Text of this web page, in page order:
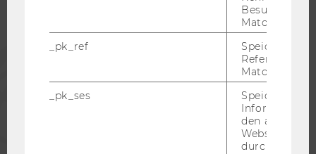
PRESSE
MITARBEITENDE
Besuchers
Matomo.
_pk_ref
Speicherung
Referrers
Matomo.
_pk_ses
Speicherung
den aktuellen
durch